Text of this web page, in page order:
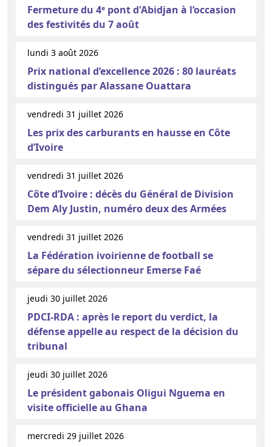
Fermeture du 4ᵉ pont d'Abidjan à l’occasion
des festivités du 7 août
lundi 3 août 2026
Prix national d’excellence 2026 : 80 lauréats
distingués par Alassane Ouattara
vendredi 31 juillet 2026
Les prix des carburants en hausse en Côte
d’Ivoire
vendredi 31 juillet 2026
Côte d’Ivoire : décès du Général de Division
Dem Aly Justin, numéro deux des Armées
vendredi 31 juillet 2026
La Fédération ivoirienne de football se
sépare du sélectionneur Emerse Faé
jeudi 30 juillet 2026
PDCI-RDA : après le report du verdict, la
défense appelle au respect de la décision du
tribunal
jeudi 30 juillet 2026
Le président gabonais Oligui Nguema en
visite officielle au Ghana
mercredi 29 juillet 2026